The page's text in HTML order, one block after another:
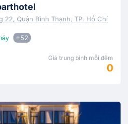
22, Quận Bình Thạnh, TP. Hồ Chí
+52
Giá trung bình mỗi đêm
0